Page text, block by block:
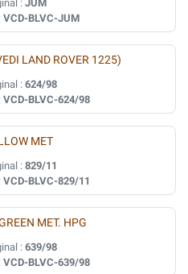
: JUM
VCD-BLVC-JUM
LAND ROVER 1225)
: 624/98
VCD-BLVC-624/98
MET
: 829/11
VCD-BLVC-829/11
MET. HPG
: 639/98
VCD-BLVC-639/98